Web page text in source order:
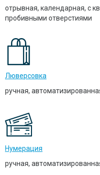
отрывная, календарная, с
пробивными отверстиями
Люверсовка
ручная,
Нумерация
ручная,